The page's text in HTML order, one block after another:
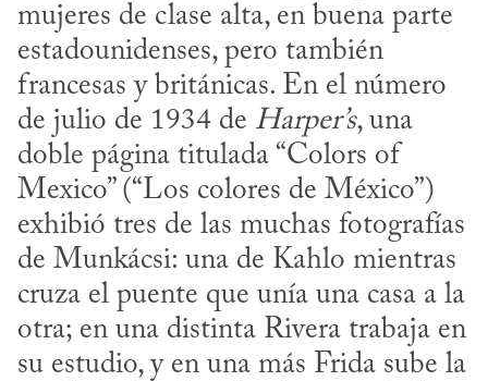
mujeres de clase alta, en buena parte
estadounidenses, pero también
francesas y británicas. En el número
de julio de 1934 de Harper’s, una
doble página titulada “Colors of
Mexico” (“Los colores de México”)
exhibió tres de las muchas fotografías
de Munkácsi: una de Kahlo mientras
cruza el puente que unía una casa a la
otra; en una distinta Rivera trabaja en
su estudio, y en una más Frida sube la